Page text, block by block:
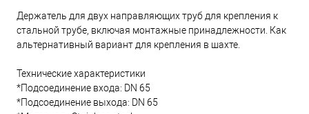
Держатель для двух направляющих труб для крепления к
стальной трубе, включая монтажные принадлежности. Как
альтернативный вариант для крепления в шахте.
Технические характеристики
*Подсоединение входа: DN 65
*Подсоединение выхода: DN 65